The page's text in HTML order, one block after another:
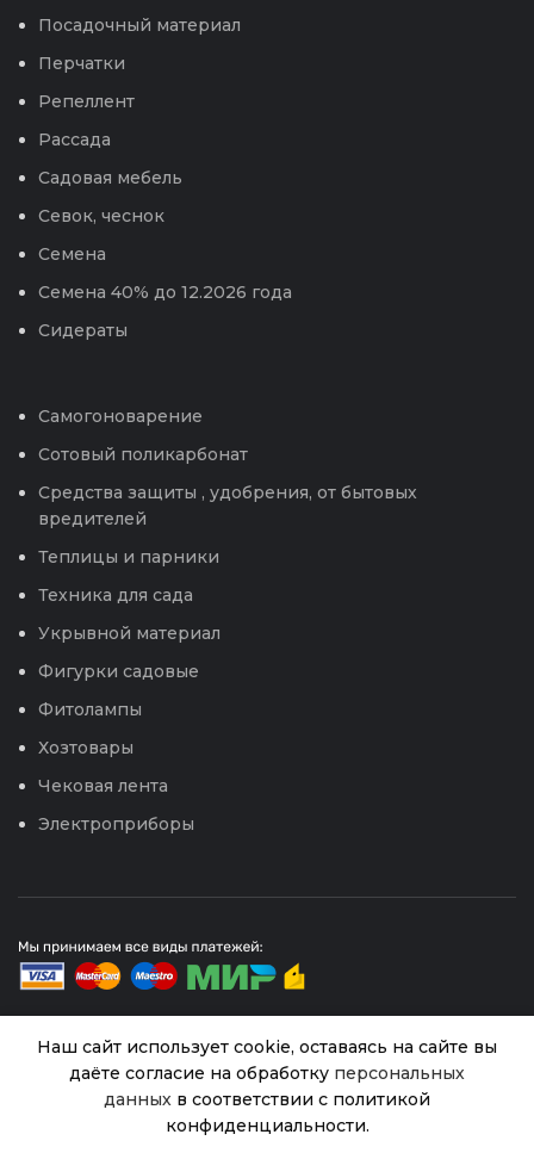
Посадочный материал
Перчатки
Репеллент
Рассада
Садовая мебель
Севок, чеснок
Семена
Семена 40% до 12.2026 года
Сидераты
Самогоноварение
Сотовый поликарбонат
Средства защиты , удобрения, от бытовых
вредителей
Теплицы и парники
Техника для сада
Укрывной материал
Фигурки садовые
Фитолампы
Хозтовары
Чековая лента
Электроприборы
© 2026Интернет магазин Успех. ИП Хрипунов Сергей
Александрович
ИНН 420800180243 / ОГРНИП 304420530300327
Все права защищены.Персональные данные.
Наш сайт использует cookie, оставаясь на сайте вы
даёте согласие на обработку персональных
данных в соответствии с политикой
конфиденциальности.
Лавка «ХИТ» 1,2
(К-Агро)
3
270.00₽
Нет в
наличии